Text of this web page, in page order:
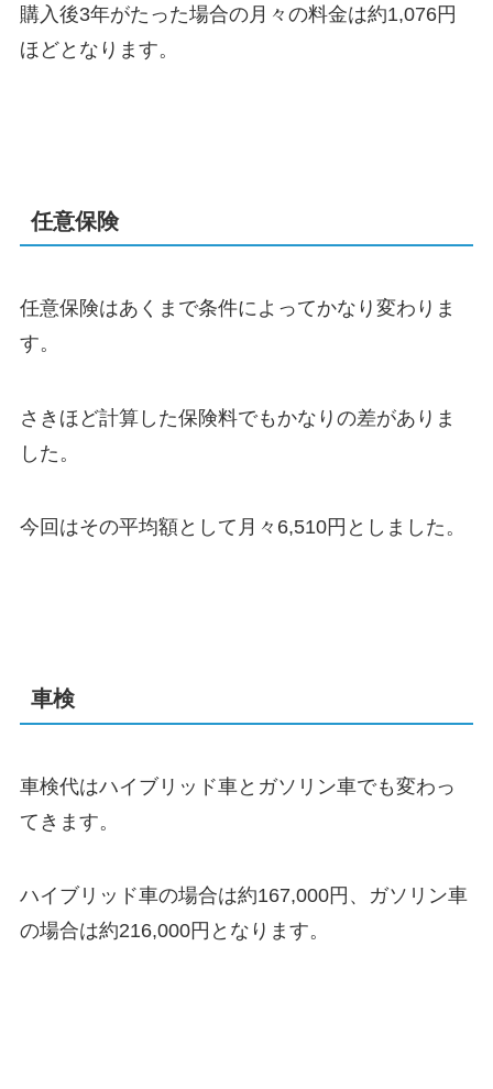
購入後3年がたった場合の月々の料金は約1,076円
ほどとなります。
任意保険
任意保険はあくまで条件によってかなり変わりま
す。
さきほど計算した保険料でもかなりの差がありま
した。
今回はその平均額として月々6,510円としました。
車検
車検代はハイブリッド車とガソリン車でも変わっ
てきます。
ハイブリッド車の場合は約167,000円、ガソリン車
の場合は約216,000円となります。